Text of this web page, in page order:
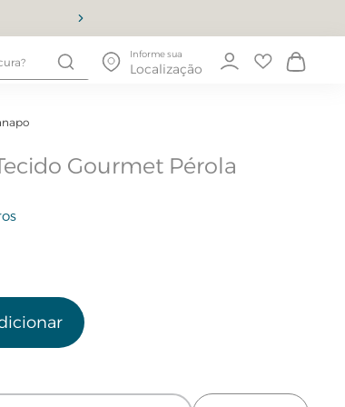
Informe sua
Localização
Gourmet Pérola